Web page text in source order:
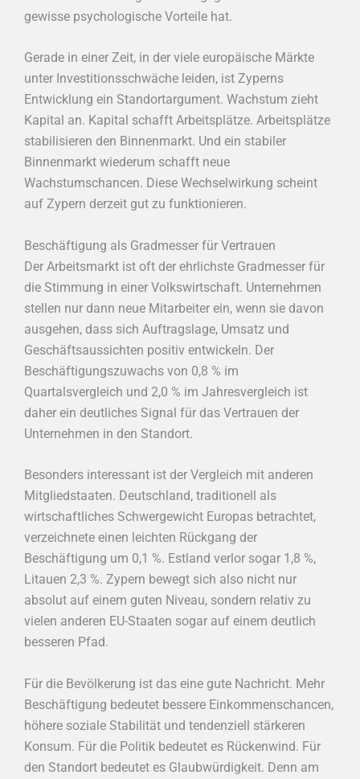
gewisse psychologische Vorteile hat.
Gerade in einer Zeit, in der viele europäische Märkte
unter Investitionsschwäche leiden, ist Zyperns
Entwicklung ein Standortargument. Wachstum zieht
Kapital an. Kapital schafft Arbeitsplätze. Arbeitsplätze
stabilisieren den Binnenmarkt. Und ein stabiler
Binnenmarkt wiederum schafft neue
Wachstumschancen. Diese Wechselwirkung scheint
auf Zypern derzeit gut zu funktionieren.
Beschäftigung als Gradmesser für Vertrauen
Der Arbeitsmarkt ist oft der ehrlichste Gradmesser für
die Stimmung in einer Volkswirtschaft. Unternehmen
stellen nur dann neue Mitarbeiter ein, wenn sie davon
ausgehen, dass sich Auftragslage, Umsatz und
Geschäftsaussichten positiv entwickeln. Der
Beschäftigungszuwachs von 0,8 % im
Quartalsvergleich und 2,0 % im Jahresvergleich ist
daher ein deutliches Signal für das Vertrauen der
Unternehmen in den Standort.
Besonders interessant ist der Vergleich mit anderen
Mitgliedstaaten. Deutschland, traditionell als
wirtschaftliches Schwergewicht Europas betrachtet,
verzeichnete einen leichten Rückgang der
Beschäftigung um 0,1 %. Estland verlor sogar 1,8 %,
Litauen 2,3 %. Zypern bewegt sich also nicht nur
absolut auf einem guten Niveau, sondern relativ zu
vielen anderen EU-Staaten sogar auf einem deutlich
besseren Pfad.
Für die Bevölkerung ist das eine gute Nachricht. Mehr
Beschäftigung bedeutet bessere Einkommenschancen,
höhere soziale Stabilität und tendenziell stärkeren
Konsum. Für die Politik bedeutet es Rückenwind. Für
den Standort bedeutet es Glaubwürdigkeit. Denn am